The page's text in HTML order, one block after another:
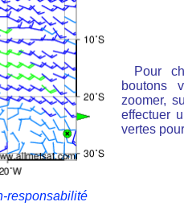
Pour
boutons
zoomer,
effectuer
vertes
responsabilité